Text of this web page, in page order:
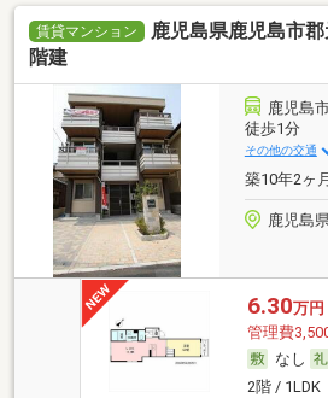
賃貸マンション
鹿児島県鹿児島市
階建
鹿児島
徒歩1分
その他の交通
築10年2ヶ
鹿児島
6.30万円
管理費
なし
2階 / 1LDK